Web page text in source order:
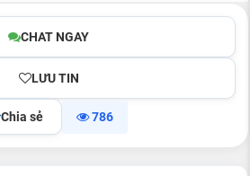
CHAT NGAY
LƯU TIN
Chia sẻ 786